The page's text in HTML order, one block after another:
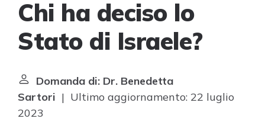
Chi ha deciso lo
Stato di Israele?
Domanda di: Dr. Benedetta
Sartori | Ultimo aggiornamento: 22 luglio
2023